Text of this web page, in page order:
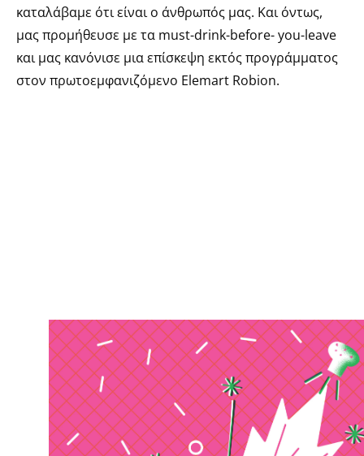
καταλάβαμε ότι είναι ο άνθρωπός μας. Και όντως,
μας προμήθευσε με τα must-drink-before- you-leave
και μας κανόνισε μια επίσκεψη εκτός προγράμματος
στον πρωτοεμφανιζόμενο Elemart Robion.